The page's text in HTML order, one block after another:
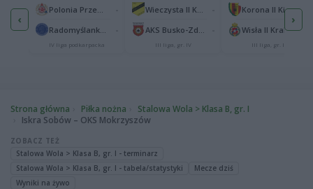
‹
1
1
IV liga podkarpacka III liga, gr. IV
Korona II Kielce
Wisła II Kraków
III liga, gr. IV
›
Strona główna Piłka nożna
Stalowa Wola > Klasa B, gr. I
Iskra Sobów – OKS Mokrzyszów
ZOBACZ TEŻ
Stalowa Wola > Klasa B, gr. I - terminarz
Stalowa Wola > Klasa B, gr. I - tabela/statystyki
Mecze dziś
Wyniki na żywo